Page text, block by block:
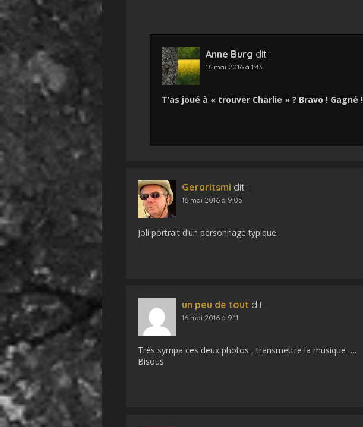
Anne Burg dit :
16 mai 2016 à 1:43
T’as joué à « trouver Charlie » ? Bravo ! Gagné !
Geraritsmi dit :
16 mai 2016 à 9:05
Joli portrait d’un personnage typique.
un peu de tout dit :
16 mai 2016 à 9:11
Très sympa ces deux photos , transmettre la musique ….
Bisous